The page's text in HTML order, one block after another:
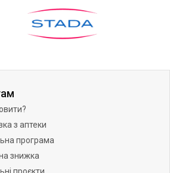
з аптеки
програма
знижка